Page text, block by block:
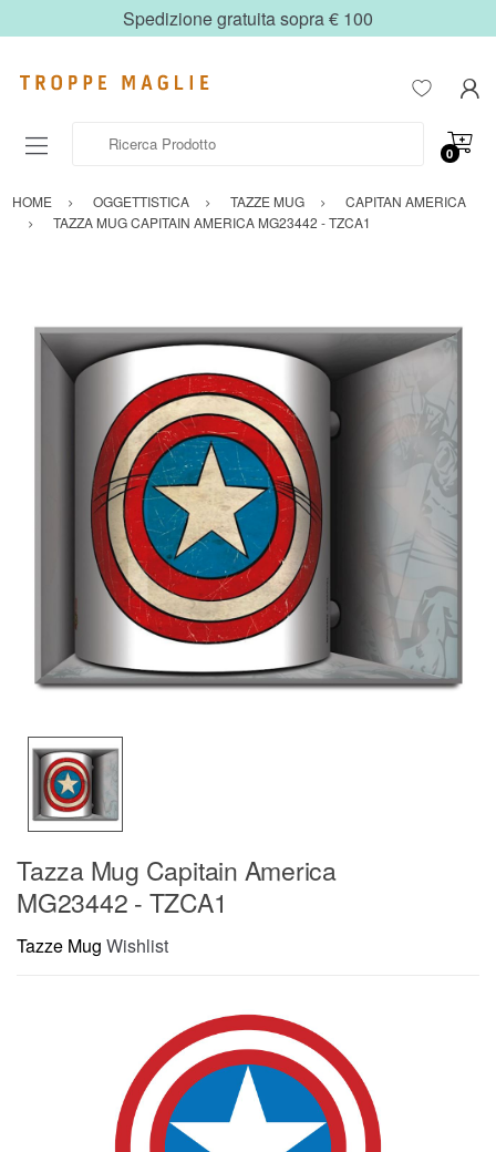
Spedizione gratuita sopra € 100
0
HOME OGGETTISTICA TAZZE MUG
CAPITAN AMERICA
TAZZA MUG CAPITAIN AMERICA MG23442 - TZCA1
Tazza Mug Capitain America
MG23442 - TZCA1
Tazze Mug Wishlist